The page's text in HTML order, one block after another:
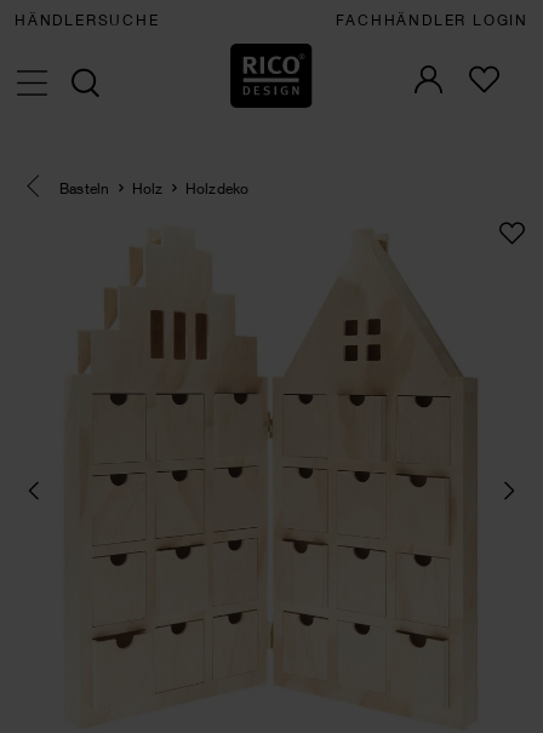
HÄNDLERSUCHE FACHHÄNDLER LOGIN
Eine Kategorie zurück navigieren
Basteln Holz Holzdeko